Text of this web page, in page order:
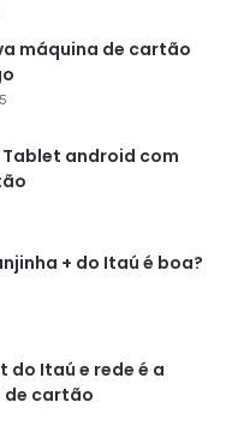
máquina de cartão
Tablet android com
+ do Itaú é boa?
do Itaú e rede é a
de cartão